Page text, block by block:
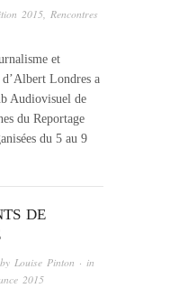
2015 Rencontres
et
d’Albert Londres a
Audiovisuel de
du Reportage
du 5 au 9
DE
byLouise Pinton · in
2015